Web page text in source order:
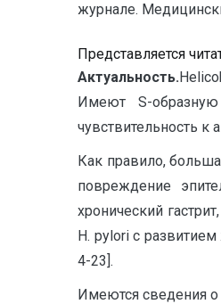
журнале.
Представляется
Актуальность.H
Имеют S-
чувствительность к
Как правило,
повреждение
хронический
H. pylori с
4-23].
Имеются сведения о